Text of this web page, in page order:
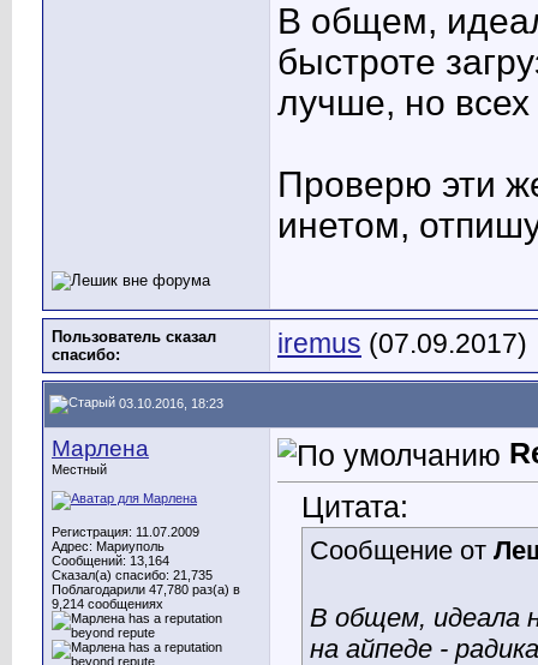
В общем,
быстроте
лучше, но
Проверю эти
инетом,
Пользователь сказал
cпасибо:
iremus (07.09.2017)
03.10.2016, 18:23
Марлена
Местный
Регистрация: 11.07.2009
Адрес: Мариуполь
Сообщений: 13,164
Сказал(а) спасибо: 21,735
Поблагодарили 47,780 раз(а) в
9,214 сообщениях
Цитата:
Сообщение от
В общем, идеала
на айпеде -